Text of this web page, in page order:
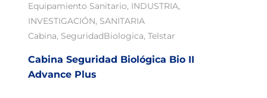
Equipamiento Sanitario, INDUSTRIA,
INVESTIGACIÓN, SANITARIA
Cabina, SeguridadBiologica, Telstar
Cabina Seguridad Biológica Bio II
Advance Plus